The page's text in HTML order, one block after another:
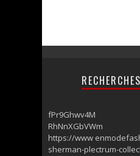
fPr9Ghwv4M
RhNnXGbVWm
https://www
sherman-plectrum-